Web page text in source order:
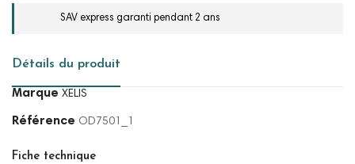
SAV express garanti pendant 2 ans
Détails du produit
Marque XELIS
Référence OD7501_1
Fiche technique